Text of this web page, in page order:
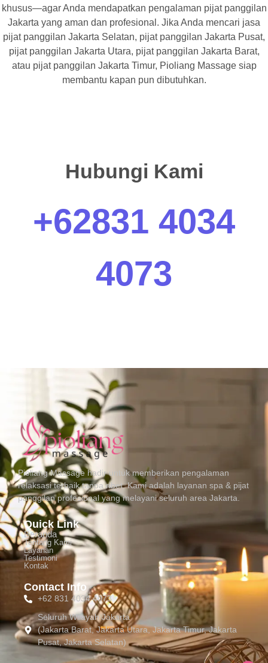
khusus—agar Anda mendapatkan pengalaman pijat panggilan
Jakarta yang aman dan profesional. Jika Anda mencari jasa
pijat panggilan Jakarta Selatan, pijat panggilan Jakarta Pusat,
pijat panggilan Jakarta Utara, pijat panggilan Jakarta Barat,
atau pijat panggilan Jakarta Timur, Pioliang Massage siap
membantu kapan pun dibutuhkan.
Hubungi Kami
+62831 4034
4073
Pioliang Massage hadir untuk memberikan pengalaman
relaksasi terbaik tanpa ribet. Kami adalah layanan spa & pijat
panggilan profesional yang melayani seluruh area Jakarta.
Quick Link
Beranda
Tentang Kami
Layanan
Testimoni
Kontak
Contact Info
+62 831 4034 4073
Seluruh Wilayah Jakarta
(Jakarta Barat, Jakarta Utara, Jakarta Timur, Jakarta
Pusat, Jakarta Selatan)